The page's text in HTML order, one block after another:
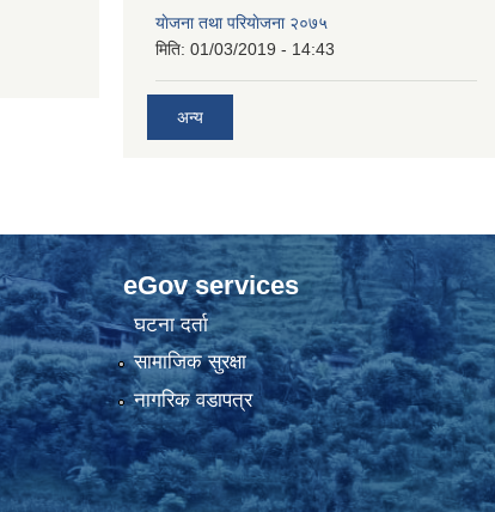
याेजना तथा परियाेजना २०७५
मिति: 01/03/2019 - 14:43
अन्य
eGov services
घटना दर्ता
सामाजिक सुरक्षा
नागरिक वडापत्र